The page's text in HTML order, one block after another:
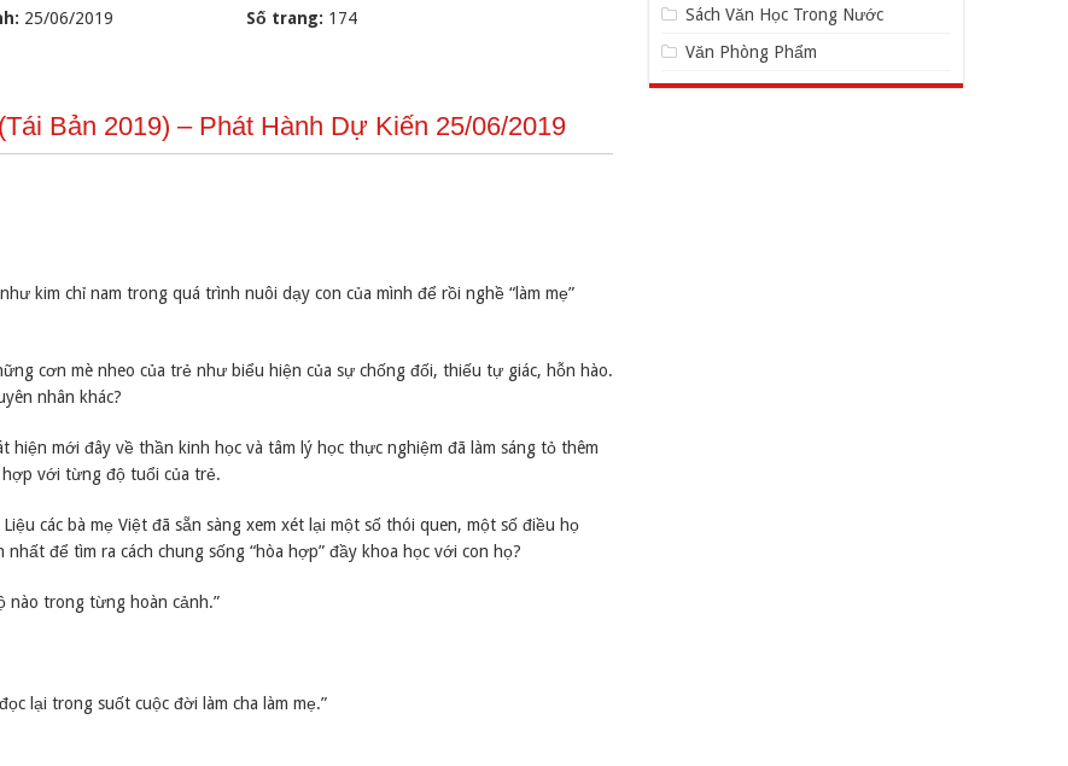
25/06/2019 Số trang: 174
Bản 2019) – Phát Hành Dự Kiến 25/06/2019
kim chỉ nam trong quá trình nuôi dạy con của mình để rồi nghề “làm mẹ”
cơn mè nheo của trẻ như biểu hiện của sự chống đối, thiếu tự giác, hỗn hào.
nhân khác?
hiện mới đây về thần kinh học và tâm lý học thực nghiệm đã làm sáng tỏ thêm
với từng độ tuổi của trẻ.
các bà mẹ Việt đã sẵn sàng xem xét lại một số thói quen, một số điều họ
để tìm ra cách chung sống “hòa hợp” đầy khoa học với con họ?
nào trong từng hoàn cảnh.”
lại trong suốt cuộc đời làm cha làm mẹ.”
Sách Văn Học Trong Nước
Văn Phòng Phẩm